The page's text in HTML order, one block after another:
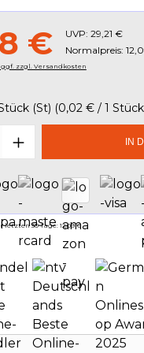
€ UVP: 29,21 €
Normalpreis:
zzgl. Versandkosten
(St) (0,02 € / 1
Anzahl: GibIN
30 Tage: 12,09 €